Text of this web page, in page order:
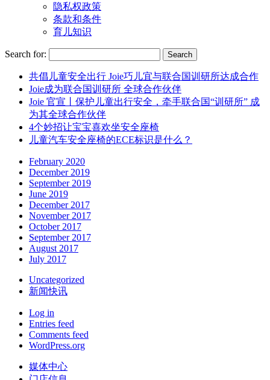
隐私权政策
条款和条件
育儿知识
Search for:
共倡儿童安全出行 Joie巧儿宜与联合国训研所达成合作
Joie成为联合国训研所 全球合作伙伴
Joie 官宣丨保护儿童出行安全，牵手联合国“训研所” 成
为其全球合作伙伴
4个妙招让宝宝喜欢坐安全座椅
儿童汽车安全座椅的ECE标识是什么？
February 2020
December 2019
September 2019
June 2019
December 2017
November 2017
October 2017
September 2017
August 2017
July 2017
Uncategorized
新闻快讯
Log in
Entries feed
Comments feed
WordPress.org
媒体中心